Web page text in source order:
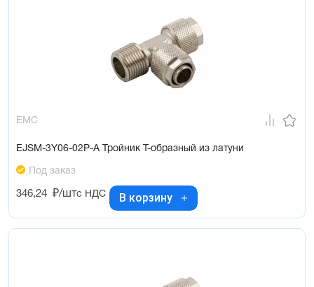
EMC
EJSM-3Y06-02P-A Тройник Т-образный из латуни
Под заказ
346,24 ₽/штс НДС В корзину